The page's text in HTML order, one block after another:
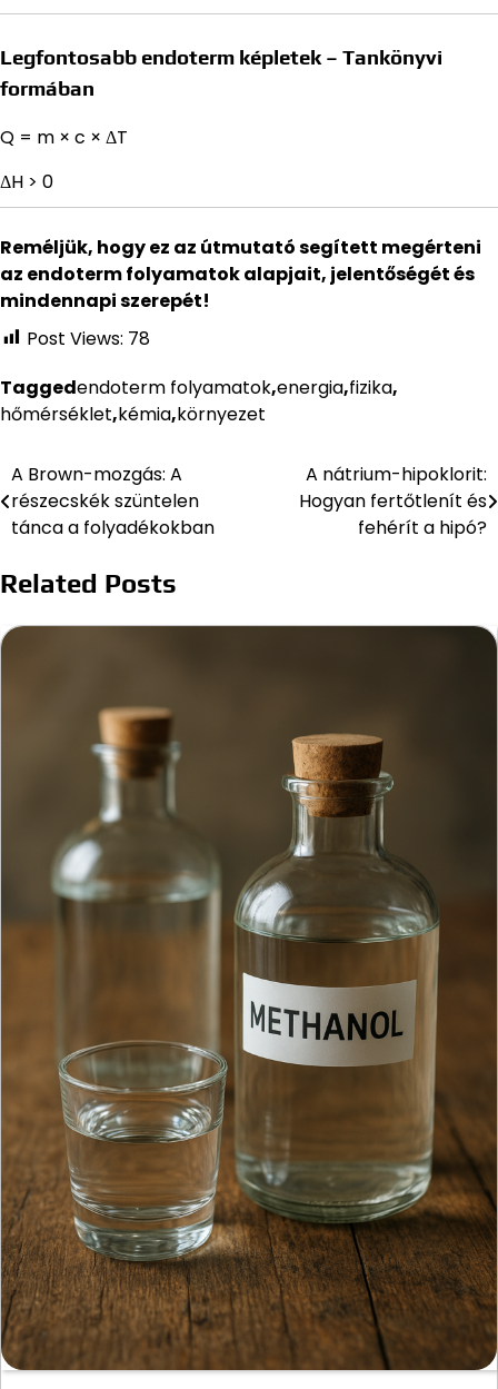
Legfontosabb endoterm képletek – Tankönyvi
formában
Q = m × c × ΔT
ΔH > 0
Reméljük, hogy ez az útmutató segített megérteni
az endoterm folyamatok alapjait, jelentőségét és
mindennapi szerepét!
Post Views: 78
Taggedendoterm folyamatok,energia,fizika,
hőmérséklet,kémia,környezet
Bejegyzés
navigáció
A Brown-mozgás: A
részecskék szüntelen
tánca a folyadékokban
A nátrium-hipoklorit:
Hogyan fertőtlenít és
fehérít a hipó?
Related Posts